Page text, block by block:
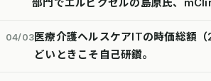
部門でエルピクセルの島原氏、
04/03医療介護ヘルスケアITの時価総額
どいときこそ自己研鑽。